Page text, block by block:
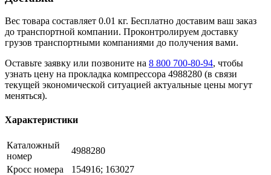
Вес товара составляет 0.01 кг. Бесплатно доставим ваш заказ
до транспортной компании. Проконтролируем доставку
грузов транспортными компаниями до получения вами.
Оставьте заявку или позвоните на 8 800 700-80-94, чтобы
узнать цену на прокладка компрессора 4988280 (в связи
текущей экономической ситуацией актуальные цены могут
меняться).
Характеристики
Каталожный
номер
4988280
Кросс номера
154916; 163027